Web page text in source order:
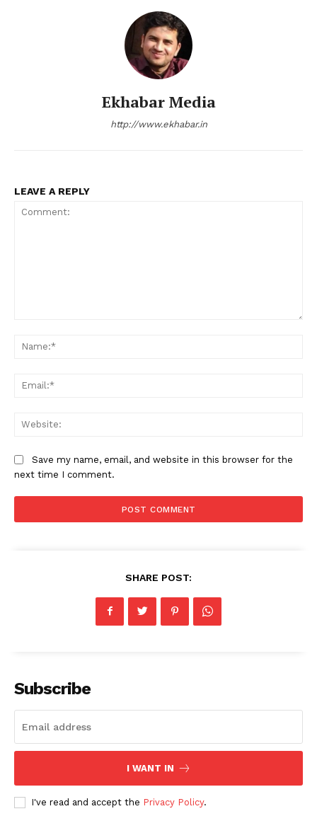
Ekhabar Media
http://www.ekhabar.in
LEAVE A REPLY
Save my name, email, and website in this browser for the
next time I comment.
SHARE POST:
Subscribe
I WANT IN
I've read and accept the Privacy Policy.